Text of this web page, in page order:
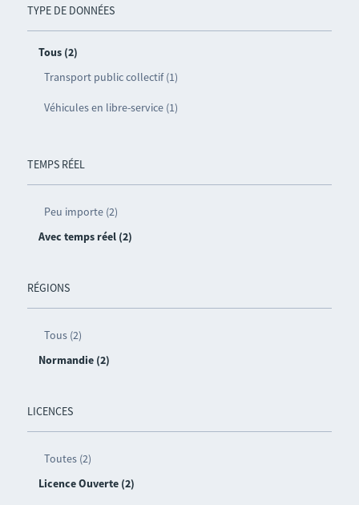
TYPE DE DONNÉES
Tous (2)
Transport public collectif (1)
Véhicules en libre-service (1)
TEMPS RÉEL
Peu importe (2)
Avec temps réel (2)
RÉGIONS
Tous (2)
Normandie (2)
LICENCES
Toutes (2)
Licence Ouverte (2)